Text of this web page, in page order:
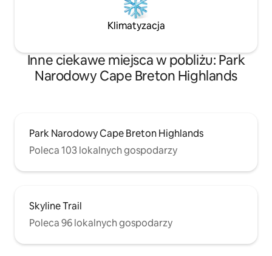
Klimatyzacja
Inne ciekawe miejsca w pobliżu: Park
Narodowy Cape Breton Highlands
Park Narodowy Cape Breton Highlands
Poleca 103 lokalnych gospodarzy
Skyline Trail
Poleca 96 lokalnych gospodarzy